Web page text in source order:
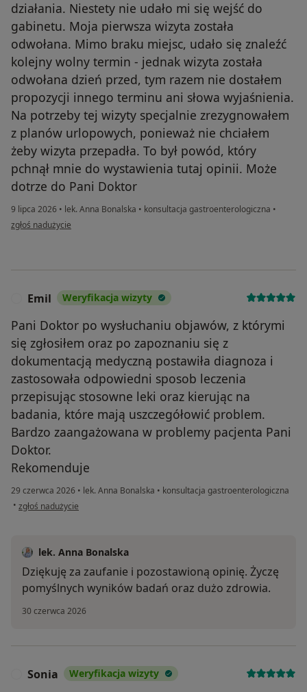
działania. Niestety nie udało mi się wejść do
gabinetu. Moja pierwsza wizyta została
odwołana. Mimo braku miejsc, udało się znaleźć
kolejny wolny termin - jednak wizyta została
odwołana dzień przed, tym razem nie dostałem
propozycji innego terminu ani słowa wyjaśnienia.
Na potrzeby tej wizyty specjalnie zrezygnowałem
z planów urlopowych, ponieważ nie chciałem
żeby wizyta przepadła. To był powód, który
pchnął mnie do wystawienia tutaj opinii. Może
dotrze do Pani Doktor
9 lipca 2026 • lek. Anna Bonalska • konsultacja gastroenterologiczna •
w opinii użytkownika Maksymilian
zgłoś nadużycie
Emil Weryfikacja wizyty
Pani Doktor po wysłuchaniu objawów, z którymi
się zgłosiłem oraz po zapoznaniu się z
dokumentacją medyczną postawiła diagnoza i
zastosowała odpowiedni sposob leczenia
przepisując stosowne leki oraz kierując na
badania, które mają uszczegółowić problem.
Bardzo zaangażowana w problemy pacjenta Pani
Doktor.
Rekomenduje
29 czerwca 2026 • lek. Anna Bonalska • konsultacja gastroenterologiczna
• w opinii użytkownika Emil
zgłoś nadużycie
lek. Anna Bonalska
Dziękuję za zaufanie i pozostawioną opinię. Życzę
pomyślnych wyników badań oraz dużo zdrowia.
30 czerwca 2026
Sonia Weryfikacja wizyty